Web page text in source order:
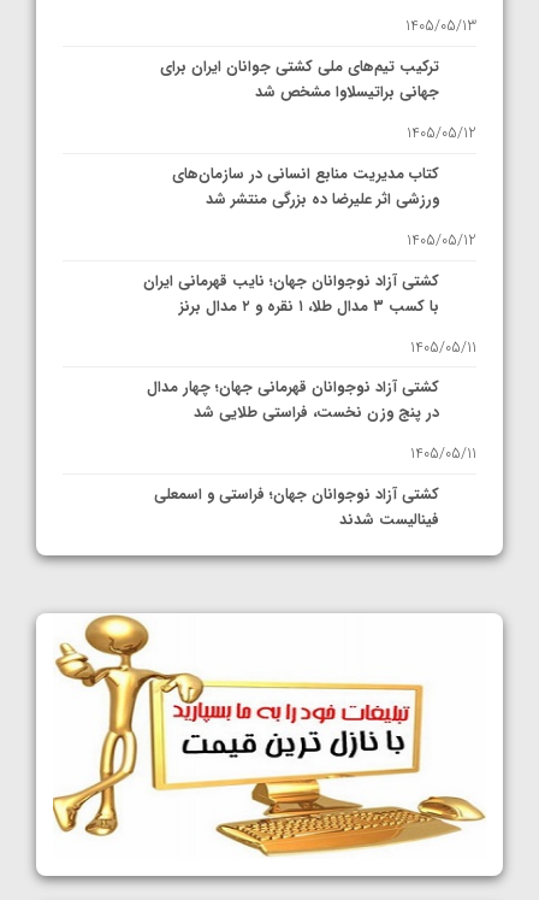
1405/05/13
ترکیب تیم‌های ملی کشتی جوانان ایران برای
جهانی براتیسلاوا مشخص شد
1405/05/12
کتاب مدیریت منابع انسانی در سازمان‌های
ورزشی اثر علیرضا ده بزرگی منتشر شد
1405/05/12
کشتی آزاد نوجوانان جهان؛ نایب قهرمانی ایران
با کسب ۳ مدال طلا، ۱ نقره و ۲ مدال برنز
1405/05/11
کشتی آزاد نوجوانان قهرمانی جهان؛ چهار مدال
در پنج وزن نخست، فراستی طلایی شد
1405/05/11
کشتی آزاد نوجوانان جهان؛ فراستی و اسمعلی
فینالیست شدند
1405/05/09
کشتی فرنگی نوجوانان جهان؛ سکوی تیمی
سوم برای ایران
1405/05/07
ایران چشم به راه چهار مدال در پنج وزن دوم
کشتی فرنگی نوجوانان جهان
1405/05/06